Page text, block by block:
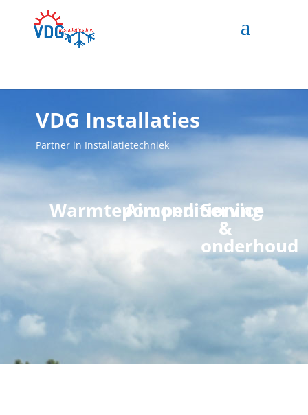
VDG Installaties
Partner in Installatietechniek
WarmtepompenAirconditioning
Service
&
onderhoud